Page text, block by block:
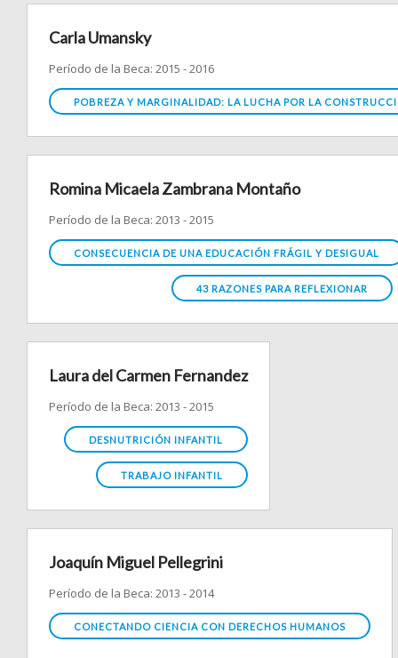
Carla Umansky
Período de la Beca: 2015 - 2016
POBREZA Y MARGINALIDAD: LA LUCHA POR LA
Romina Micaela Zambrana Montaño
Período de la Beca: 2013 - 2015
CONSECUENCIA DE UNA EDUCACIÓN FRÁGIL Y DESIGUAL
43 RAZONES PARA REFLEXIONAR
Laura del Carmen Fernandez
Período de la Beca: 2013 - 2015
DESNUTRICIÓN INFANTIL
TRABAJO INFANTIL
Joaquín Miguel Pellegrini
Período de la Beca: 2013 - 2014
CONECTANDO CIENCIA CON DERECHOS HUMANOS